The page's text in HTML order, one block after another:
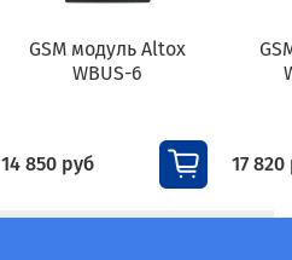
GSM модуль Altox
WBUS-6
14 850 руб 17 820